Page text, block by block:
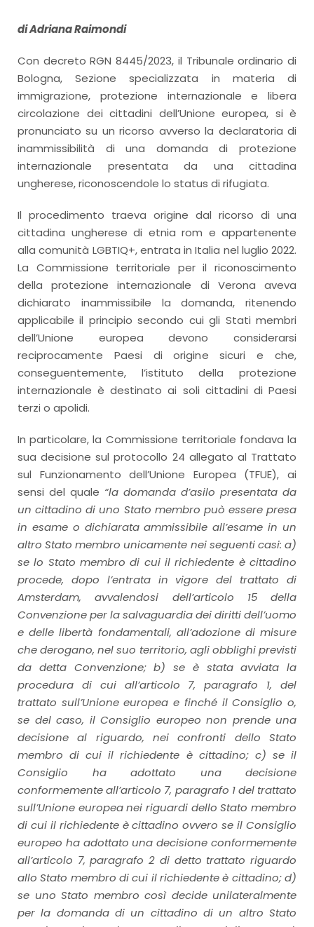
di Adriana Raimondi
Con decreto RGN 8445/2023, il Tribunale ordinario di
Bologna, Sezione specializzata in materia di
immigrazione, protezione internazionale e libera
circolazione dei cittadini dell’Unione europea, si è
pronunciato su un ricorso avverso la declaratoria di
inammissibilità di una domanda di protezione
internazionale presentata da una cittadina
ungherese, riconoscendole lo status di rifugiata.
Il procedimento traeva origine dal ricorso di una
cittadina ungherese di etnia rom e appartenente
alla comunità LGBTIQ+, entrata in Italia nel luglio 2022.
La Commissione territoriale per il riconoscimento
della protezione internazionale di Verona aveva
dichiarato inammissibile la domanda, ritenendo
applicabile il principio secondo cui gli Stati membri
dell’Unione europea devono considerarsi
reciprocamente Paesi di origine sicuri e che,
conseguentemente, l’istituto della protezione
internazionale è destinato ai soli cittadini di Paesi
terzi o apolidi.
In particolare, la Commissione territoriale fondava la
sua decisione sul protocollo 24 allegato al Trattato
sul Funzionamento dell’Unione Europea (TFUE), ai
sensi del quale “la domanda d’asilo presentata da
un cittadino di uno Stato membro può essere presa
in esame o dichiarata ammissibile all’esame in un
altro Stato membro unicamente nei seguenti casi: a)
se lo Stato membro di cui il richiedente è cittadino
procede, dopo l’entrata in vigore del trattato di
Amsterdam, avvalendosi dell’articolo 15 della
Convenzione per la salvaguardia dei diritti dell’uomo
e delle libertà fondamentali, all’adozione di misure
che derogano, nel suo territorio, agli obblighi previsti
da detta Convenzione; b) se è stata avviata la
procedura di cui all’articolo 7, paragrafo 1, del
trattato sull’Unione europea e finché il Consiglio o,
se del caso, il Consiglio europeo non prende una
decisione al riguardo, nei confronti dello Stato
membro di cui il richiedente è cittadino; c) se il
Consiglio ha adottato una decisione
conformemente all’articolo 7, paragrafo 1 del trattato
sull’Unione europea nei riguardi dello Stato membro
di cui il richiedente è cittadino ovvero se il Consiglio
europeo ha adottato una decisione conformemente
all’articolo 7, paragrafo 2 di detto trattato riguardo
allo Stato membro di cui il richiedente è cittadino; d)
se uno Stato membro così decide unilateralmente
per la domanda di un cittadino di un altro Stato